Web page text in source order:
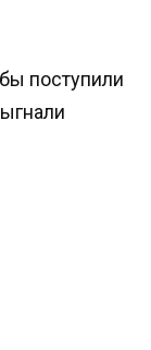
поступили